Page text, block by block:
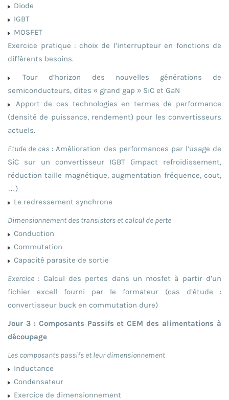
Diode
IGBT
MOSFET
Exercice pratique : choix de l’interrupteur en fonctions de
différents besoins.
Tour d’horizon des nouvelles générations de
semiconducteurs, dites « grand gap » SiC et GaN
Apport de ces technologies en termes de performance
(densité de puissance, rendement) pour les convertisseurs
actuels.
Etude de cas : Amélioration des performances par l’usage de
SiC sur un convertisseur IGBT (impact refroidissement,
réduction taille magnétique, augmentation fréquence, cout,
…)
Le redressement synchrone
Dimensionnement des transistors et calcul de perte
Conduction
Commutation
Capacité parasite de sortie
Exercice : Calcul des pertes dans un mosfet à partir d’un
fichier excell fourni par le formateur (cas d’étude :
convertisseur buck en commutation dure)
Jour 3 : Composants Passifs et CEM des alimentations à
découpage
Les composants passifs et leur dimensionnement
Inductance
Condensateur
Exercice de dimensionnement